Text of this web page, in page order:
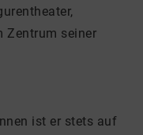
Zentrum seiner
ist er stets auf